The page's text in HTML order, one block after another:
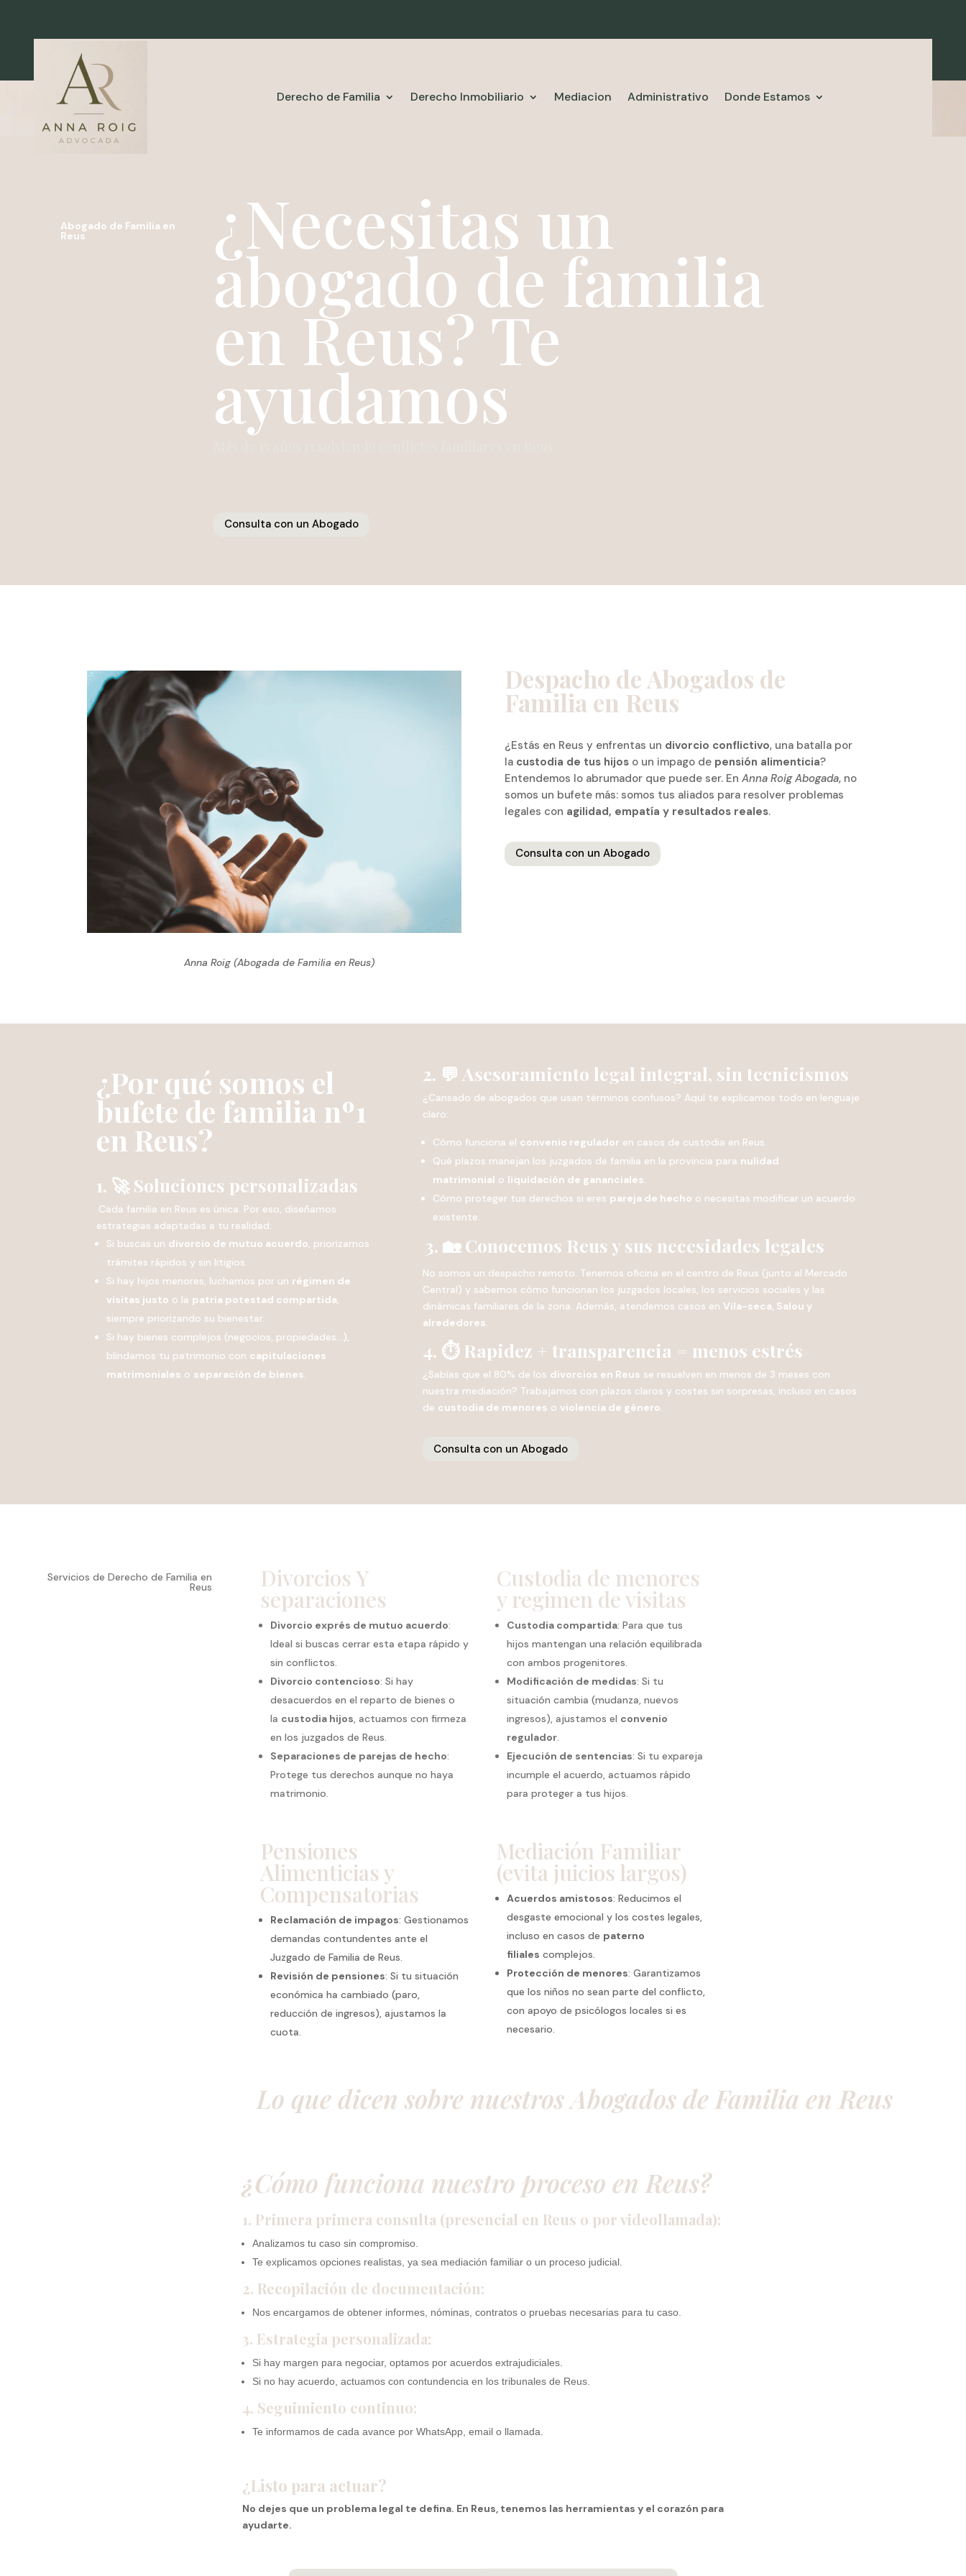
Derecho de Familia Derecho Inmobiliario Mediacion Administrativo Donde Estamos
Abogado de Familia en
Reus ¿Necesitas un
abogado de familia
en Reus? Te
ayudamos
Consulta con un Abogado
Anna Roig (Abogada de Familia en Reus)
Despacho de Abogados de
Familia en Reus
¿Estás en Reus y enfrentas un divorcio conflictivo, una batalla por
la custodia de tus hijos o un impago de pensión alimenticia?
Entendemos lo abrumador que puede ser. En Anna Roig Abogada, no
somos un bufete más: somos tus aliados para resolver problemas
legales con agilidad, empatía y resultados reales.
Consulta con un Abogado
¿Por qué somos el
bufete de familia nº1
en Reus?
1. 🚀 Soluciones personalizadas
Cada familia en Reus es única. Por eso, diseñamos
estrategias adaptadas a tu realidad:
Si buscas un divorcio de mutuo acuerdo , priorizamos
trámites rápidos y sin litigios.
Si hay hijos menores, luchamos por un régimen de
visitas justo o la patria potestad compartida
siempre priorizando su bienestar.
Si hay bienes complejos (negocios, propiedades…),
blindamos tu patrimonio con capitulaciones
matrimoniales o separación de bienes
2. 💬 Asesoramiento legal integral, sin tecnicismos
¿Cansado de abogados que usan términos confusos? Aquí te explicamos todo en lenguaje
claro:
Cómo funciona el convenio regulador en casos de custodia en Reus.
Qué plazos manejan los juzgados de familia en la provincia para nulidad
matrimonial o liquidación de gananciales
Cómo proteger tus derechos si eres pareja de hecho o necesitas modificar un acuerdo
existente.
3. 🏡 Conocemos Reus y sus necesidades legales
No somos un despacho remoto. Tenemos oficina en el centro de Reus (junto al Mercado
Central) y sabemos cómo funcionan los juzgados locales, los servicios sociales y las
dinámicas familiares de la zona. Además, atendemos casos enVila-seca, Salou y
alrededores
4. ⏱️ Rapidez + transparencia = menos estrés
¿Sabías que el 80% de los divorcios en Reus se resuelven en menos de 3 meses con
nuestra mediación? Trabajamos con plazos claros y costes sin sorpresas, incluso en casos
de custodia de menores oviolencia de género
Consulta con un Abogado
Servicios de Derecho de Familia en
Reus Divorcios Y
separaciones
Divorcio exprés de mutuo acuerdo:
Ideal si buscas cerrar esta etapa rápido y
sin conflictos.
Divorcio contencioso: Si hay
desacuerdos en el reparto de bienes o
la custodia hijos, actuamos con firmeza
en los juzgados de Reus.
Separaciones de parejas de hecho:
Protege tus derechos aunque no haya
matrimonio.
Custodia de menores
y regimen de visitas
Custodia compartida: Para que tus
hijos mantengan una relación equilibrada
con ambos progenitores.
Modificación de medidas: Si tu
situación cambia (mudanza, nuevos
ingresos), ajustamos el convenio
regulador.
Ejecución de sentencias: Si tu expareja
incumple el acuerdo, actuamos rápido
para proteger a tus hijos.
Pensiones
Alimenticias y
Compensatorias
Reclamación de impagos: Gestionamos
demandas contundentes ante el
Juzgado de Familia de Reus.
Revisión de pensiones: Si tu situación
económica ha cambiado (paro,
reducción de ingresos), ajustamos la
cuota.
Mediación Familiar
(evita juicios largos)
Acuerdos amistosos: Reducimos el
desgaste emocional y los costes legales,
incluso en casos de paterno
filiales complejos.
Protección de menores: Garantizamos
que los niños no sean parte del conflicto,
con apoyo de psicólogos locales si es
necesario.
Lo que dicen sobre nuestros Abogados de Familia en Reus
¿Cómo funciona nuestro proceso en Reus?
1. Primera primera consulta (presencial en Reus o por videollamada):
Analizamos tu caso sin compromiso.
Te explicamos opciones realistas, ya sea mediación familiar o un proceso judicial.
2. Recopilación de documentación:
Nos encargamos de obtener informes, nóminas, contratos o pruebas necesarias para tu caso.
3. Estrategia personalizada:
Si hay margen para negociar, optamos por acuerdos extrajudiciales.
Si no hay acuerdo, actuamos con contundencia en los tribunales de Reus.
4. Seguimiento continuo:
Te informamos de cada avance por WhatsApp, email o llamada.
¿Listo para actuar?
No dejes que un problema legal te defina. En Reus, tenemos las herramientas y el corazón para
ayudarte.